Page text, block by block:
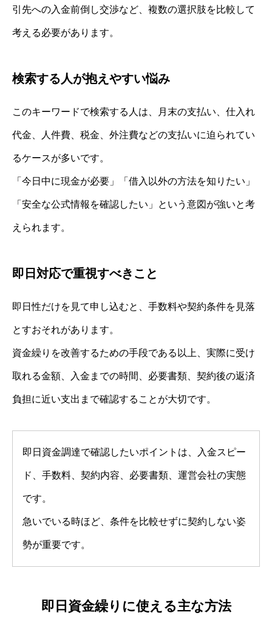
引先への入金前倒し交渉など、複数の選択肢を比較して
考える必要があります。
検索する人が抱えやすい悩み
このキーワードで検索する人は、月末の支払い、仕入れ
代金、人件費、税金、外注費などの支払いに迫られてい
るケースが多いです。
「今日中に現金が必要」「借入以外の方法を知りたい」
「安全な公式情報を確認したい」という意図が強いと考
えられます。
即日対応で重視すべきこと
即日性だけを見て申し込むと、手数料や契約条件を見落
とすおそれがあります。
資金繰りを改善するための手段である以上、実際に受け
取れる金額、入金までの時間、必要書類、契約後の返済
負担に近い支出まで確認することが大切です。
即日資金調達で確認したいポイントは、入金スピー
ド、手数料、契約内容、必要書類、運営会社の実態
です。
急いでいる時ほど、条件を比較せずに契約しない姿
勢が重要です。
即日資金繰りに使える主な方法